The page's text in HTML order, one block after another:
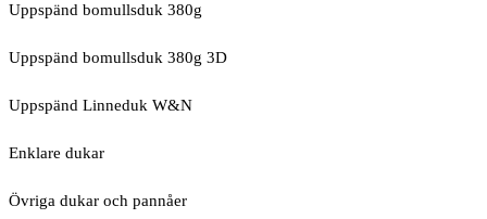
Uppspänd bomullsduk 380g
Uppspänd bomullsduk 380g 3D
Uppspänd Linneduk W&N
Enklare dukar
Övriga dukar och pannåer